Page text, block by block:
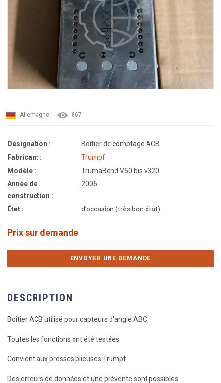
Allemagne 867
Désignation :
Boîtier de comptage ACB
Fabricant :
Trumpf
Modèle :
TrumaBend V50 bis v320
Année de
construction :
2006
État : d’occasion (très bon état)
Prix sur demande
ENVOYER UNE DEMANDE
DESCRIPTION
Boîtier ACB utilisé pour capteurs d'angle ABC
Toutes les fonctions ont été testées
Convient aux presses plieuses Trumpf.
Des erreurs de données et une prévente sont possibles.